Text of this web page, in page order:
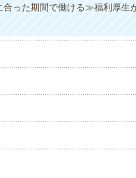
った期間で働ける≫福利厚生